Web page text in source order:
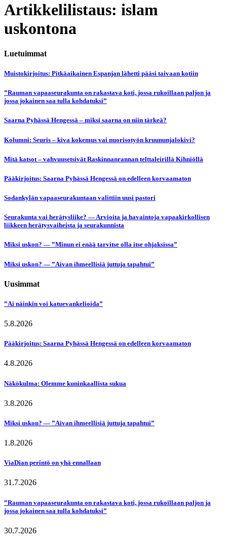
Artikkelilistaus: islam
uskontona
Luetuimmat
Muistokirjoitus: Pitkäaikainen Espanjan lähetti pääsi taivaan kotiin
”Rauman vapaaseurakunta on rakastava koti, jossa rukoillaan paljon ja
jossa jokainen saa tulla kohdatuksi”
Saarna Pyhässä Hengessä – miksi saarna on niin tärkeä?
Kolumni: Seuris – kiva kokemus vai nuorisotyön kruununjalokivi?
Mitä katsot – vahvuusetsivät Raskinnanrannan telttaleirillä Kihniöllä
Pääkirjoitus: Saarna Pyhässä Hengessä on edelleen korvaamaton
Sodankylän vapaaseurakuntaan valittiin uusi pastori
Seurakunta vai herätysliike? — Arvioita ja havaintoja vapaakirkollisen
liikkeen herätysvaiheista ja seurakunnista
Miksi uskon? — ”Minun ei enää tarvitse olla itse ohjaksissa”
Miksi uskon? — ”Aivan ihmeellisiä juttuja tapahtui”
Uusimmat
”Ai näinkin voi katuevankelioida”
5.8.2026
Pääkirjoitus: Saarna Pyhässä Hengessä on edelleen korvaamaton
4.8.2026
Näkökulma: Olemme kuninkaallista sukua
3.8.2026
Miksi uskon? — ”Aivan ihmeellisiä juttuja tapahtui”
1.8.2026
ViaDian perintö on yhä ennallaan
31.7.2026
”Rauman vapaaseurakunta on rakastava koti, jossa rukoillaan paljon ja
jossa jokainen saa tulla kohdatuksi”
30.7.2026